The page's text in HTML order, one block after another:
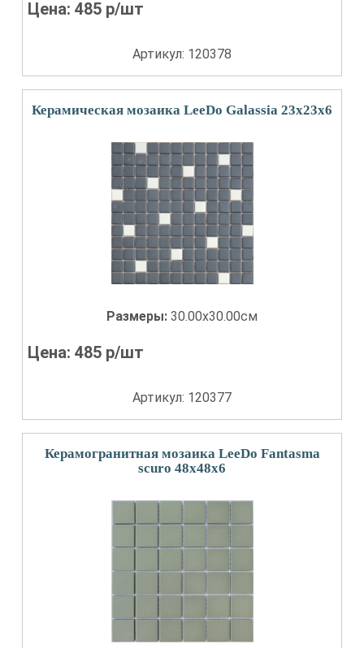
Цена:485 р/шт
Артикул: 120378
Керамическая мозаика LeeDo Galassia 23x23x6
Размеры: 30.00x30.00см
Цена:485 р/шт
Артикул: 120377
Керамогранитная мозаика LeeDo Fantasma
scuro 48x48x6